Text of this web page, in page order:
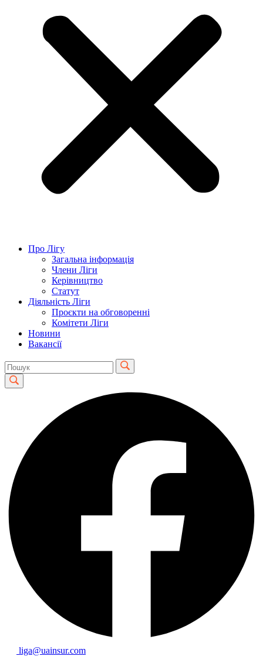
Про Лігу
Загальна інформація
Члени Ліги
Керівництво
Статут
Діяльність Ліги
Проєкти на обговоренні
Комітети Ліги
Новини
Вакансії
liga@uainsur.com